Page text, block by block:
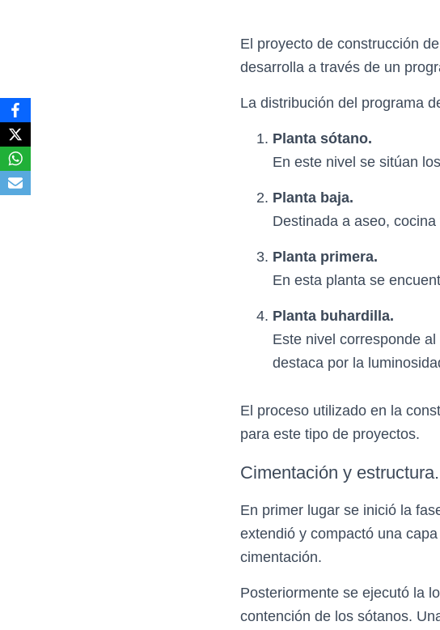
El proyecto de construcción
desarrolla a través de un
La distribución del programa
Planta sótano.
En este nivel se sitúan
Planta baja.
Destinada a aseo, cocina
Planta primera.
En esta planta se
Planta buhardilla.
Este nivel corresponde
destaca por la
El proceso utilizado en la
para este tipo de proyectos.
Cimentación y estructura.
En primer lugar se inició la
extendió y compactó una
cimentación.
Posteriormente se ejecutó la
contención de los sótanos.